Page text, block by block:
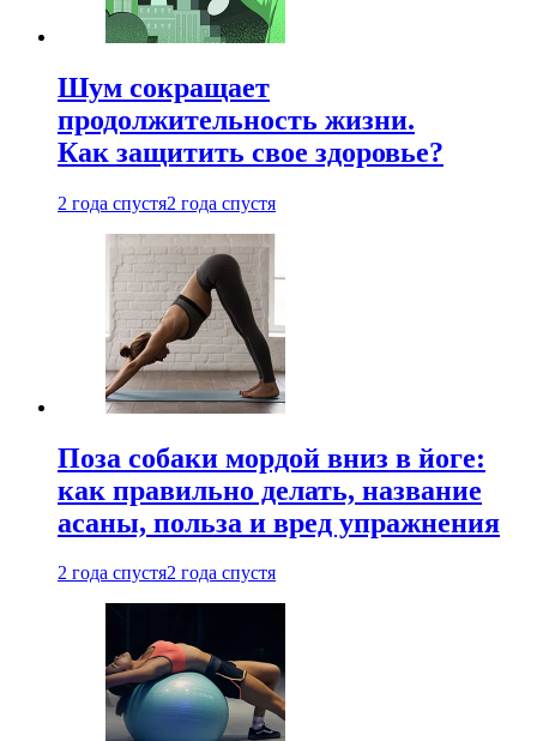
Шум сокращает
продолжительность жизни.
Как защитить свое здоровье?
2 года спустя2 года спустя
Поза собаки мордой вниз в йоге:
как правильно делать, название
асаны, польза и вред упражнения
2 года спустя2 года спустя